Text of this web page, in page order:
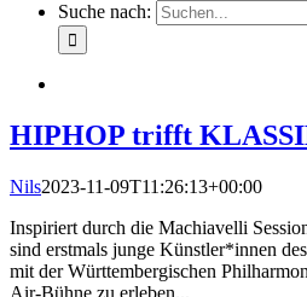
Suche nach:
HIPHOP trifft
Nils2023-11-09T11:26:13+00:00
Inspiriert durch die Machiavelli
sind erstmals junge Künstler*innen
mit der Württembergischen
Air-Bühne zu erleben...